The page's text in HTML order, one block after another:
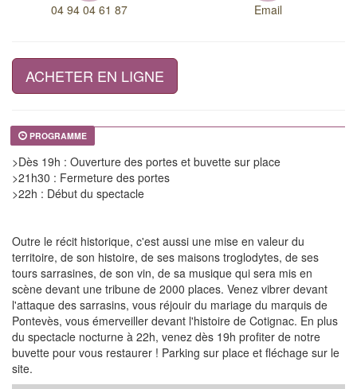
04 94 04 61 87 Email
ACHETER EN LIGNE
PROGRAMME
>Dès 19h : Ouverture des portes et buvette sur place
>21h30 : Fermeture des portes
>22h : Début du spectacle
Outre le récit historique, c'est aussi une mise en valeur du
territoire, de son histoire, de ses maisons troglodytes, de ses
tours sarrasines, de son vin, de sa musique qui sera mis en
scène devant une tribune de 2000 places. Venez vibrer devant
l'attaque des sarrasins, vous réjouir du mariage du marquis de
Pontevès, vous émerveiller devant l'histoire de Cotignac. En plus
du spectacle nocturne à 22h, venez dès 19h profiter de notre
buvette pour vous restaurer ! Parking sur place et fléchage sur le
site.